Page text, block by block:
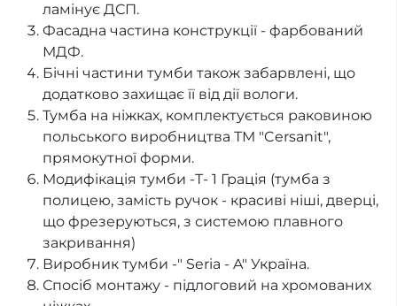
ламінує ДСП.
Фасадна частина конструкції - фарбований
МДФ.
Бічні частини тумби також забарвлені, що
додатково захищає її від дії вологи.
Тумба на ніжках, комплектується раковиною
польського виробництва ТМ "Cersanit",
прямокутної форми.
Модифікація тумби -Т- 1 Грація (тумба з
полицею, замість ручок - красиві ніші, дверці,
що фрезеруються, з системою плавного
закривання)
Виробник тумби -" Seria - A" Україна.
Спосіб монтажу - підлоговий на хромованих